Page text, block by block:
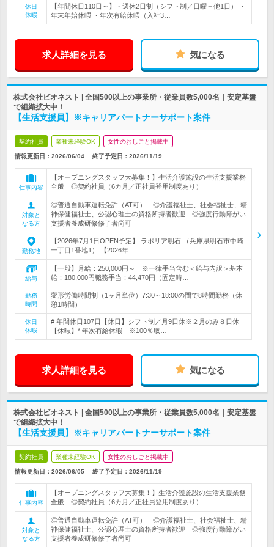
休日
休暇
【年間休日110日～】・週休2日制（シフト制／日曜＋他1日） ・
年末年始休暇 ・年次有給休暇（入社3…
求人詳細を見る 気になる
株式会社ビオネスト | 全国500以上の事業所・従業員数5,000名｜安定基盤
で組織拡大中！
【生活支援員】※キャリアパートナーサポート案件
契約社員 業種未経験OK 女性のおしごと掲載中
情報更新日：2026/06/04 終了予定日： 2026/11/19
仕事内容
【オープニングスタッフ大募集！】生活介護施設の生活支援業務
全般 ◎契約社員（6カ月／正社員登用制度あり）
対象と
なる方
◎普通自動車運転免許（AT可） ◎介護福祉士、社会福祉士、精
神保健福祉士、公認心理士の資格所持者歓迎 ◎強度行動障がい
支援者養成研修修了者尚可
勤務地
【2026年7月1日OPEN予定】 ラポリア明石 （兵庫県明石市中崎
一丁目1番地1） 【2026年…
給与
【一般】月給：250,000円～ ※一律手当含む＜給与内訳＞基本
給：180,000円職務手当：44,470円（固定時…
勤務
時間
変形労働時間制（1ヶ月単位）7:30～18:00の間で8時間勤務（休
憩1時間）
休日
休暇
# 年間休日107日【休日】シフト制／月9日休※２月のみ８日休
【休暇】* 年次有給休暇 ※100％取…
求人詳細を見る 気になる
株式会社ビオネスト | 全国500以上の事業所・従業員数5,000名｜安定基盤
で組織拡大中！
【生活支援員】※キャリアパートナーサポート案件
契約社員 業種未経験OK 女性のおしごと掲載中
情報更新日：2026/06/05 終了予定日： 2026/11/19
仕事内容
【オープニングスタッフ大募集！】生活介護施設の生活支援業務
全般 ◎契約社員（6カ月／正社員登用制度あり）
対象と
なる方
◎普通自動車運転免許（AT可） ◎介護福祉士、社会福祉士、精
神保健福祉士、公認心理士の資格所持者歓迎 ◎強度行動障がい
支援者養成研修修了者尚可